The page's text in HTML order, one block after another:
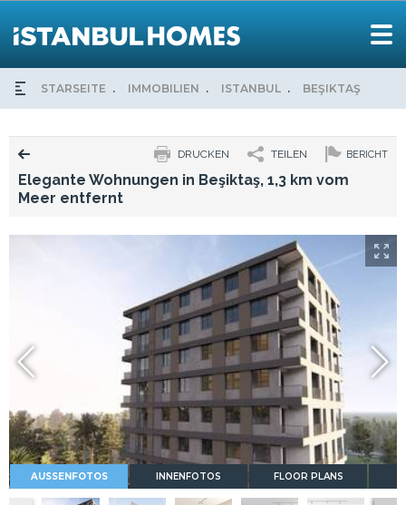
STARSEITE IMMOBILIEN ISTANBUL BEŞIKTAŞ
BERICHT
TEILEN
DRUCKEN
Elegante Wohnungen in Beşiktaş, 1,3 km vom
Meer entfernt
AUSSENFOTOS INNENFOTOS FLOOR PLANS